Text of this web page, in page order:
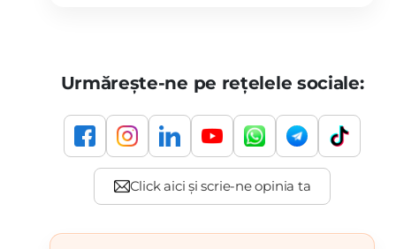
Urmărește-ne pe rețelele sociale: